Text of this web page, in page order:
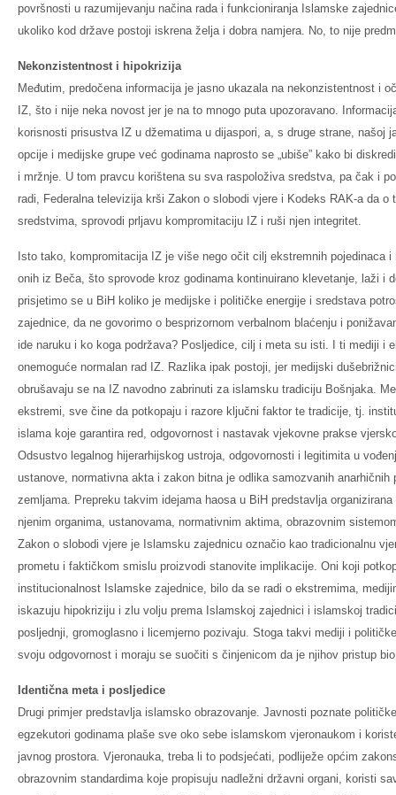
površnosti u razumijevanju načina rada i funkcioniranja Islamske
ukoliko kod države postoji iskrena želja i dobra namjera. No, to nije
Nekonzistentnost i hipokrizija
Međutim, predočena informacija je jasno ukazala na nekonzistentnost i
IZ, što i nije neka novost jer je na to mnogo puta upozoravano.
korisnosti prisustva IZ u džematima u dijaspori, a, s druge strane, našoj
opcije i medijske grupe već godinama naprosto se „ubiše” kako bi
i mržnje. U tom pravcu korištena su sva raspoloživa sredstva, pa čak i
radi, Federalna televizija krši Zakon o slobodi vjere i Kodeks RAK-a da o
sredstvima, sprovodi prljavu kompromitaciju IZ i ruši njen integritet.
Isto tako, kompromitacija IZ je više nego očit cilj ekstremnih pojedinaca
onih iz Beča, što sprovode kroz godinama kontinuirano klevetanje, laži i
prisjetimo se u BiH koliko je medijske i političke energije i sredstava
zajednice, da ne govorimo o besprizornom verbalnom blaćenju i
ide naruku i ko koga podržava? Posljedice, cilj i meta su isti. I ti mediji i
onemoguće normalan rad IZ. Razlika ipak postoji, jer medijski
obrušavaju se na IZ navodno zabrinuti za islamsku tradiciju Bošnjaka.
ekstremi, sve čine da potkopaju i razore ključni faktor te tradicije, tj.
islama koje garantira red, odgovornost i nastavak vjekovne prakse
Odsustvo legalnog hijerarhijskog ustroja, odgovornosti i legitimita u
ustanove, normativna akta i zakon bitna je odlika samozvanih
zemljama. Prepreku takvim idejama haosa u BiH predstavlja
njenim organima, ustanovama, normativnim aktima, obrazovnim
Zakon o slobodi vjere je Islamsku zajednicu označio kao tradicionalnu
prometu i faktičkom smislu proizvodi stanovite implikacije. Oni koji
institucionalnost Islamske zajednice, bilo da se radi o ekstremima,
iskazuju hipokriziju i zlu volju prema Islamskoj zajednici i islamskoj
posljednji, gromoglasno i licemjerno pozivaju. Stoga takvi mediji i
svoju odgovornost i moraju se suočiti s činjenicom da je njihov pristup
Identična meta i posljedice
Drugi primjer predstavlja islamsko obrazovanje. Javnosti poznate
egzekutori godinama plaše sve oko sebe islamskom vjeronaukom i
javnog prostora. Vjeronauka, treba li to podsjećati, podliježe općim
obrazovnim standardima koje propisuju nadležni državni organi, koristi